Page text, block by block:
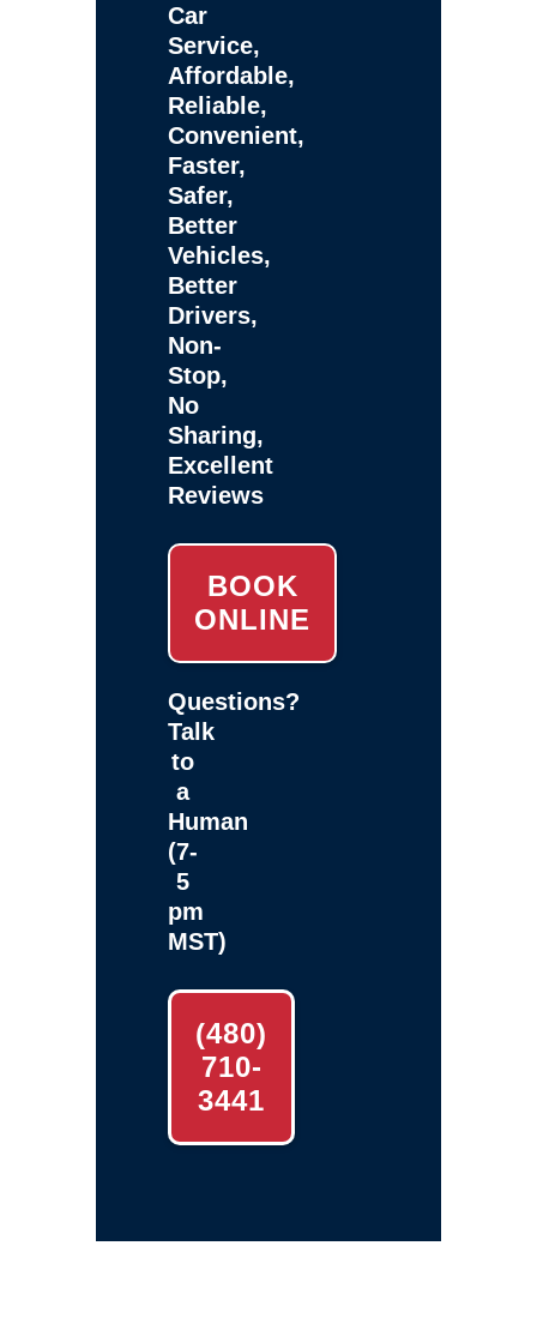
Car
Service,
Affordable,
Reliable,
Convenient,
Faster,
Safer,
Better
Vehicles,
Better
Drivers,
Non-
Stop,
No
Sharing,
Excellent
Reviews
BOOK
ONLINE
Questions?
Talk
to
a
Human
(7-
5
pm
MST)
(480)
710-
3441